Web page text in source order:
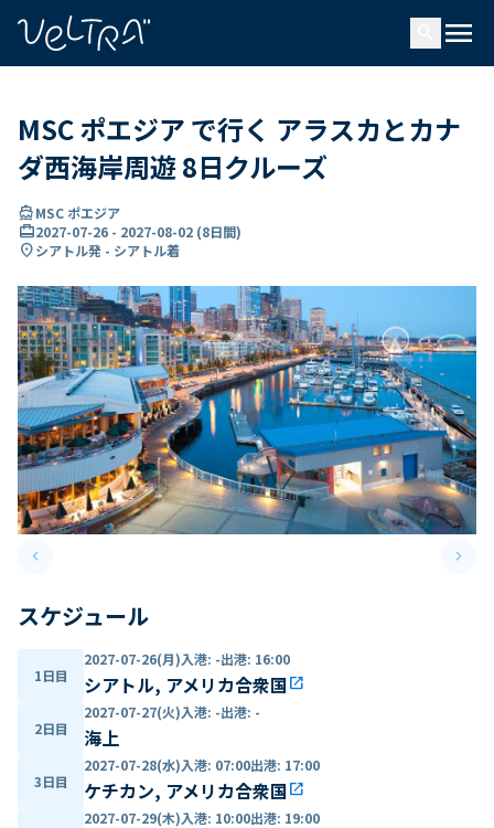
menu
MSC ポエジア で行く アラスカとカナ
ダ西海岸周遊 8日クルーズ
directions_boatMSC ポエジア
card_travel2027-07-26 - 2027-08-02 (8日間)
location_onシアトル発 - シアトル着
keyboard_arrow_leftPrevious slide keyboard_arrow_right
スケジュール
1日目
2027-07-26(月)入港: -出港: 16:00
シアトル, アメリカ合衆国open_in_new
2日目
2027-07-27(火)入港: -出港: -
海上
3日目
2027-07-28(水)入港: 07:00出港: 17:00
ケチカン, アメリカ合衆国open_in_new
2027-07-29(木)入港: 10:00出港: 19:00